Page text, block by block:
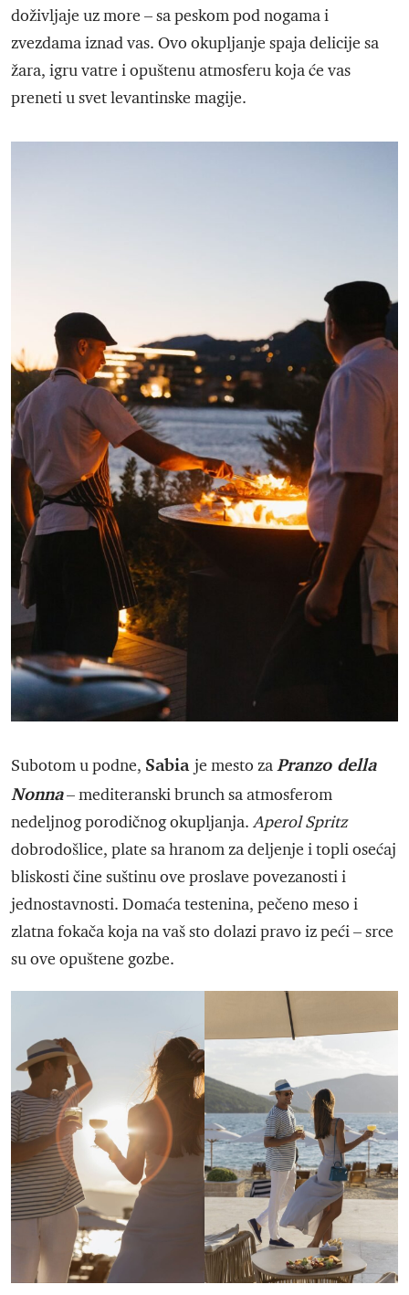
doživljaje uz more – sa peskom pod nogama i
zvezdama iznad vas. Ovo okupljanje spaja delicije sa
žara, igru vatre i opuštenu atmosferu koja će vas
preneti u svet levantinske magije.
Subotom u podne, Sabia je mesto zaPranzo della
Nonna– mediteranski brunch sa atmosferom
nedeljnog porodičnog okupljanja. Aperol Spritz
dobrodošlice, plate sa hranom za deljenje i topli osećaj
bliskosti čine suštinu ove proslave povezanosti i
jednostavnosti. Domaća testenina, pečeno meso i
zlatna fokača koja na vaš sto dolazi pravo iz peći – srce
su ove opuštene gozbe.